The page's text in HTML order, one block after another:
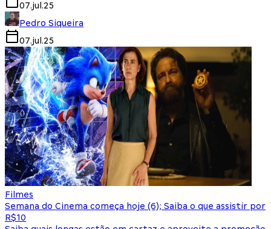
07.jul.25
Pedro Siqueira
07.jul.25
Filmes
Semana do Cinema começa hoje (6); Saiba o que assistir por
R$10